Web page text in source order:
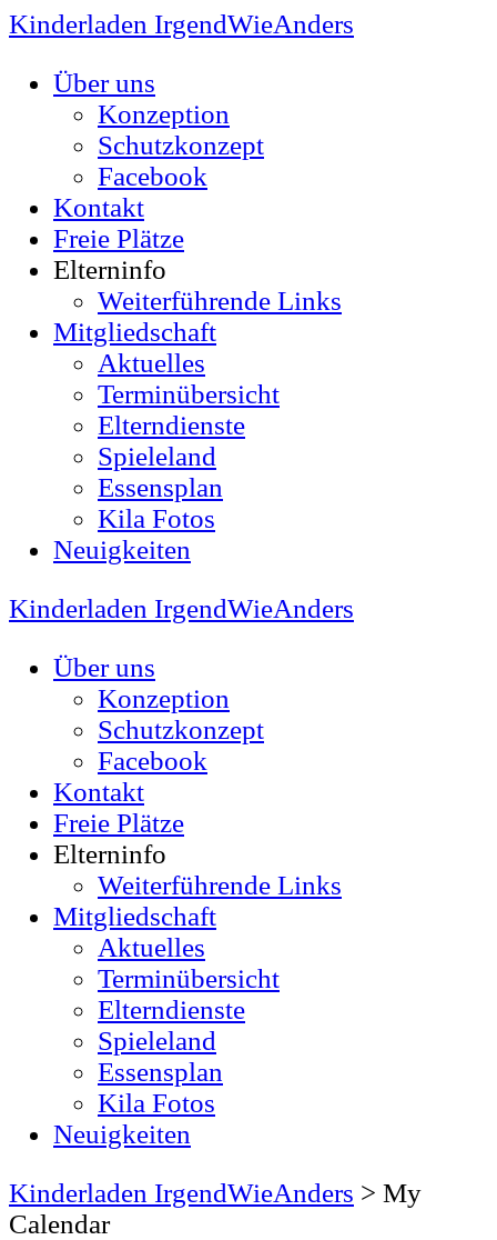
Kinderladen IrgendWieAnders
Über uns
Konzeption
Schutzkonzept
Facebook
Kontakt
Freie Plätze
Elterninfo
Weiterführende Links
Mitgliedschaft
Aktuelles
Terminübersicht
Elterndienste
Spieleland
Essensplan
Kila Fotos
Neuigkeiten
Kinderladen IrgendWieAnders
Über uns
Konzeption
Schutzkonzept
Facebook
Kontakt
Freie Plätze
Elterninfo
Weiterführende Links
Mitgliedschaft
Aktuelles
Terminübersicht
Elterndienste
Spieleland
Essensplan
Kila Fotos
Neuigkeiten
Kinderladen IrgendWieAnders > My
Calendar